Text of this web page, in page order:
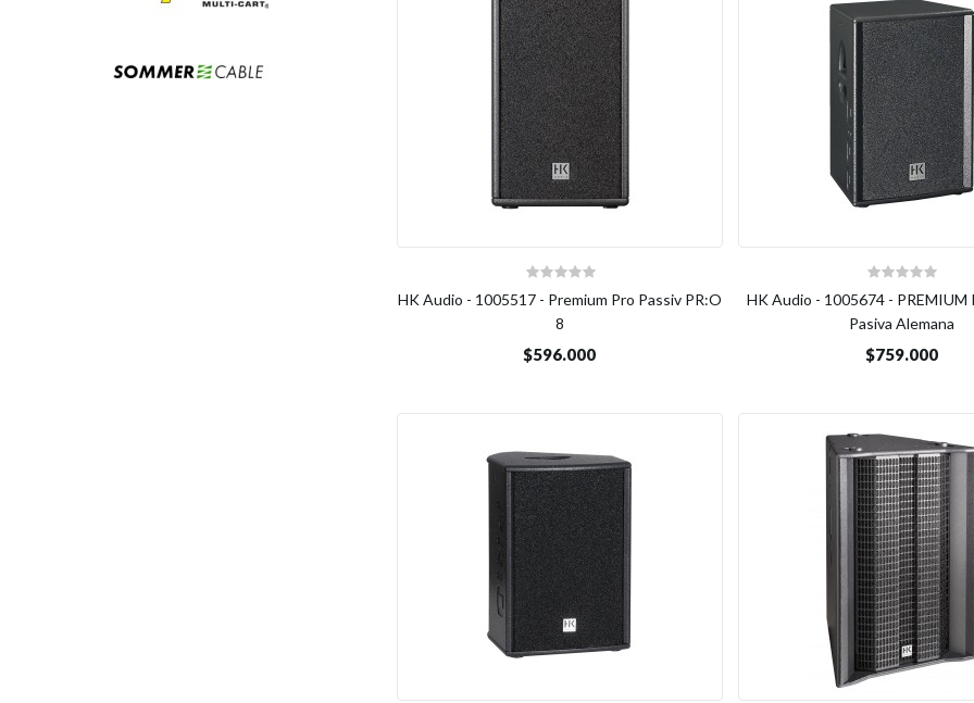
HK Audio - 1005517 - Premium Pro Passiv PR:O
8
$596.000
HK Audio - 1005674 - PREMIUM
Pasiva Alemana
$759.000